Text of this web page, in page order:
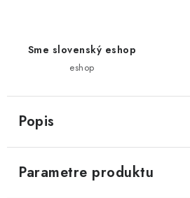
Sme slovenský eshop
eshop
Popis
Parametre produktu